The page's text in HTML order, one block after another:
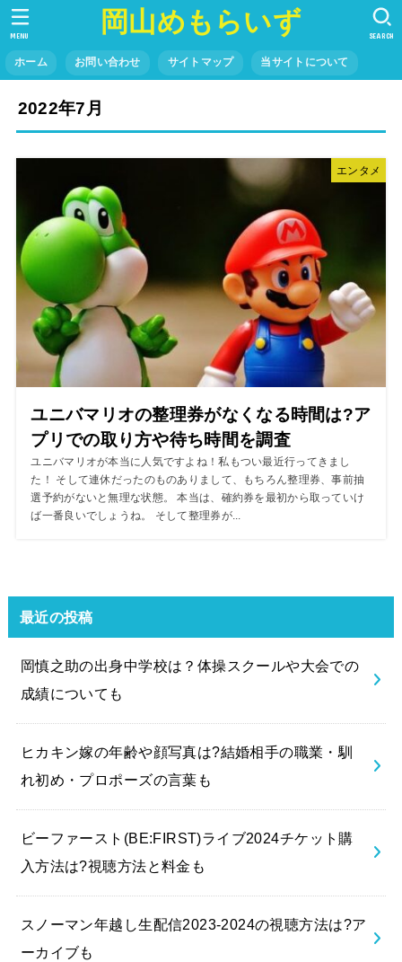
岡山めもらいず
ホーム お問い合わせ サイトマップ 当サイトについて
SEARCH
MENU
2022年7月
エンタメ
ユニバマリオの整理券がなくなる時間は?ア
プリでの取り方や待ち時間を調査
ユニバマリオが本当に人気ですよね！私もつい最近行ってきまし
た！ そして連休だったのものありまして、もちろん整理券、事前抽
選予約がないと無理な状態。 本当は、確約券を最初から取っていけ
ば一番良いでしょうね。 そして整理券が...
最近の投稿
岡慎之助の出身中学校は？体操スクールや大会での
成績についても
ヒカキン嫁の年齢や顔写真は?結婚相手の職業・馴
れ初め・プロポーズの言葉も
ビーファースト(BE:FIRST)ライブ2024チケット購
入方法は?視聴方法と料金も
スノーマン年越し生配信2023-2024の視聴方法は?ア
ーカイブも